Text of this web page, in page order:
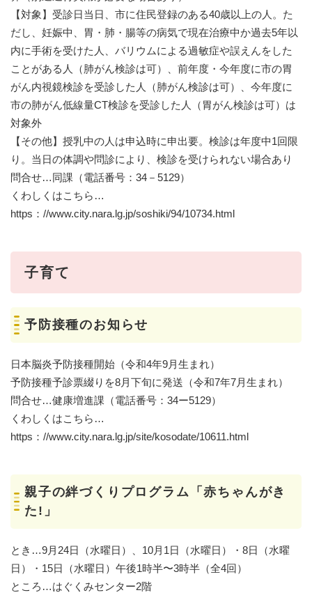
【対象】受診日当日、市に住民登録のある40歳以上の人。た
だし、妊娠中、胃・肺・腸等の病気で現在治療中か過去5年以
内に手術を受けた人、バリウムによる過敏症や誤えんをした
ことがある人（肺がん検診は可）、前年度・今年度に市の胃
がん内視鏡検診を受診した人（肺がん検診は可）、今年度に
市の肺がん低線量CT検診を受診した人（胃がん検診は可）は
対象外
【その他】授乳中の人は申込時に申出要。検診は年度中1回限
り。当日の体調や問診により、検診を受けられない場合あり
問合せ…同課（電話番号：34－5129）
くわしくはこちら…
https：//www.city.nara.lg.jp/soshiki/94/10734.html
子育て
予防接種のお知らせ
日本脳炎予防接種開始（令和4年9月生まれ）
予防接種予診票綴りを8月下旬に発送（令和7年7月生まれ）
問合せ…健康増進課（電話番号：34ー5129）
くわしくはこちら…
https：//www.city.nara.lg.jp/site/kosodate/10611.html
親子の絆づくりプログラム「赤ちゃんがき
た!」
とき…9月24日（水曜日）、10月1日（水曜日）・8日（水曜
日）・15日（水曜日）午後1時半〜3時半（全4回）
ところ…はぐくみセンター2階